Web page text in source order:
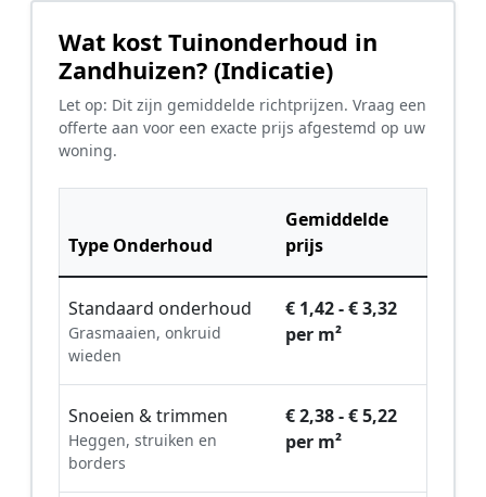
Wat kost Tuinonderhoud in
Zandhuizen? (Indicatie)
Let op: Dit zijn gemiddelde richtprijzen. Vraag een
offerte aan voor een exacte prijs afgestemd op uw
woning.
Type Onderhoud
Gemiddelde
prijs
Standaard onderhoud
Grasmaaien, onkruid
wieden
€ 1,42 - € 3,32
per m²
Snoeien & trimmen
Heggen, struiken en
borders
€ 2,38 - € 5,22
per m²